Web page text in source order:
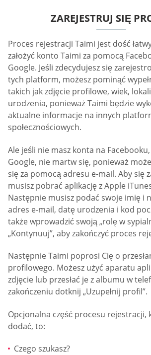
ZAREJESTRUJ SIĘ
Proces rejestracji Taimi jest dość
założyć konto Taimi za pomocą
Google. Jeśli zdecydujesz się
tych platform, możesz pominąć
takich jak zdjęcie profilowe, wiek,
urodzenia, ponieważ Taimi będzie
aktualne informacje na innych
społecznościowych.
Ale jeśli nie masz konta na
Google, nie martw się, ponieważ
się za pomocą adresu e-mail. Aby się
musisz pobrać aplikację z Apple
Następnie musisz podać swoje imię i
adres e-mail, datę urodzenia i kod
także wprowadzić swoją „rolę w
„Kontynuuj”, aby zakończyć proces
Następnie Taimi poprosi Cię o
profilowego. Możesz użyć aparatu
zdjęcie lub przesłać je z albumu w
zakończeniu dotknij „Uzupełnij profil”.
Opcjonalna część procesu rejestracji,
dodać, to:
Czego szukasz?